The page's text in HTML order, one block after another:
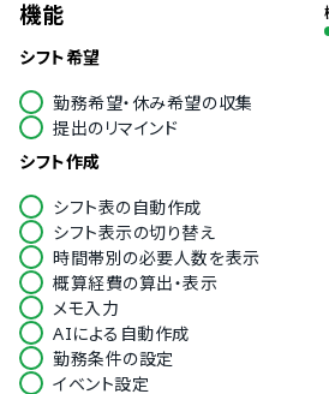
いる点はありますか？
無料トライアル中も契約後も何回で
いており、Ｗｅｂ会議等を使い利用
き合いします。
機能
シフト希望
勤務希望・休み希望の収集
提出のリマインド
シフト作成
シフト表の自動作成
シフト表示の切り替え
時間帯別の必要人数を表示
概算経費の算出・表示
メモ入力
AIによる自動作成
勤務条件の設定
イベント設定